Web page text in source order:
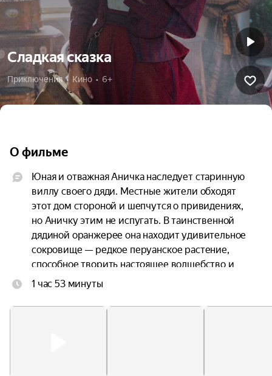
Сладкая сказка
Приключения  •  Кино  •  6+
О фильме
Юная и отважная Аничка наследует старинную
виллу своего дяди. Местные жители обходят
этот дом стороной и шепчутся о привидениях,
но Аничку этим не испугать. В таинственной
дядиной оранжерее она находит удивительное
сокровище — редкое перуанское растение,
способное творить настоящее волшебство и
побеждать любые страхи и боль без единой
1 час 53 минуты